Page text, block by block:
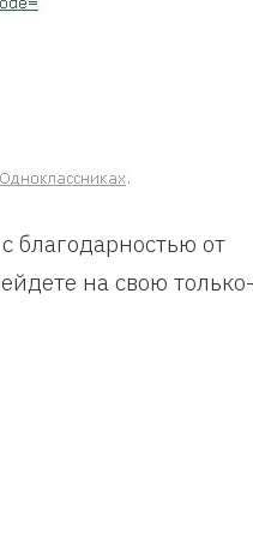
благодарностью от
на свою